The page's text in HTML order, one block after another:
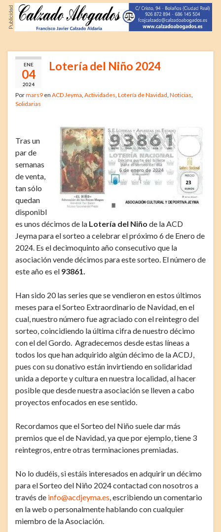
ENE
04
2024
Lotería del Niño 2024
Pormars9 en ACD Jeyma, Actividades, Lotería de Navidad, Noticias,
Solidarias
Tras un
par de
semanas
de venta,
tan sólo
quedan
disponibl
es unos décimos de la Lotería del Niño de la ACD
Jeymapara el sorteo a celebrar el próximo 6 de Enero de
2024. Es el decimoquinto año consecutivo que la
asociación vende décimos para este sorteo. El número de
este año es el 93861.
Han sido 20 las series que se vendieron en estos últimos
meses para el Sorteo Extraordinario de Navidad, en el
cual, nuestro número fue agraciado con el reintegro del
sorteo, coincidiendo la última cifra de nuestro décimo
con el del Gordo. Agradecemos desde estas líneas a
todos los que han adquirido algún décimo de la ACDJ,
pues con su donativo están invirtiendo en solidaridad
unida a deporte y cultura en nuestra localidad, al hacer
posible que desde nuestra asociación se lleven a cabo
proyectos enfocados en ese sentido.
Recordamos que el Sorteo del Niño suele dar más
premios que el de Navidad, ya que por ejemplo, tiene 3
reintegros, entre otras terminaciones premiadas.
No lo dudéis, si estáis interesados en adquirir un décimo
para el Sorteo del Niño 2024 contactad con nosotros a
través de info@acdjeyma.es, escribiendo un comentario
en la web o personalmente hablando con cualquier
miembro de la Asociación.